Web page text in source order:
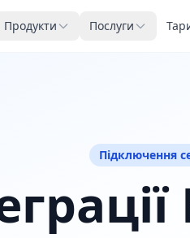
Продукти Послуги
Підключення